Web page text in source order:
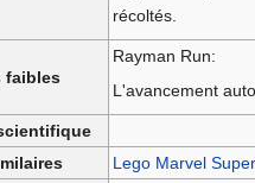
récoltés.
faibles
Rayman Run:
L'avancement
Lego Marvel